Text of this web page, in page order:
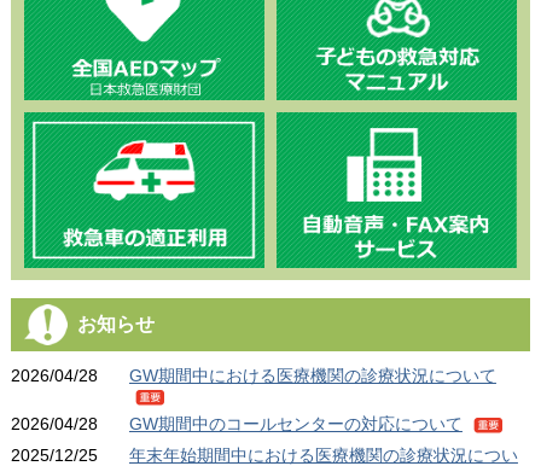
お知らせ
2026/04/28 GW期間中における医療機関の診療状況について
重
2026/04/28
GW期間中のコールセンターの対応について
2025/12/25
年末年始期間中における医療機関の診療状況につい